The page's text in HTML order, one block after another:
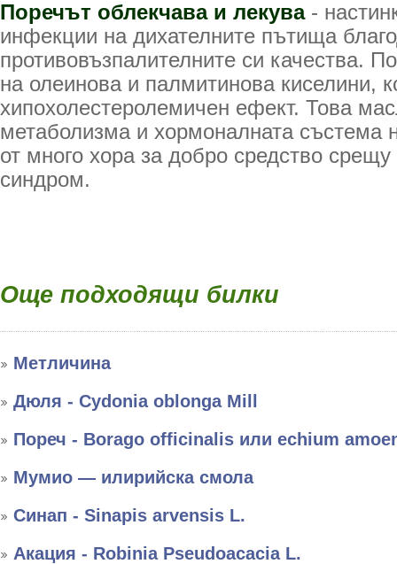
Поречът облекчава и лекува-
инфекции на дихателните пътища
противовъзпалителните си качества.
на олеинова и палмитинова киселини,
хипохолестеролемичен ефект. Това
метаболизма и хормоналната състема
от много хора за добро средство
синдром.
Още подходящи билки
Метличина
Дюля - Cydonia oblonga Mill
Пореч - Borago officinalis или echium
Мумио — илирийска смола
Синап - Sinapis arvensis L.
Акация - Robinia Pseudoacacia L.